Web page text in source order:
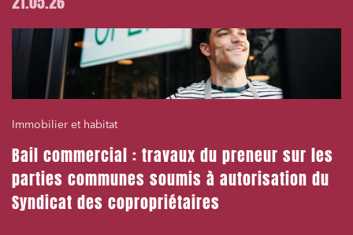
Immobilier et habitat
Bail commercial : travaux du preneur sur les
parties communes soumis à autorisation du
Syndicat des copropriétaires